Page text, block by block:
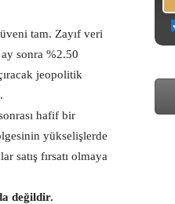
tam. Zayıf veri
sonra %2.50
jeopolitik
hafif bir
yükselişlerde
satış fırsatı olmaya
değildir.